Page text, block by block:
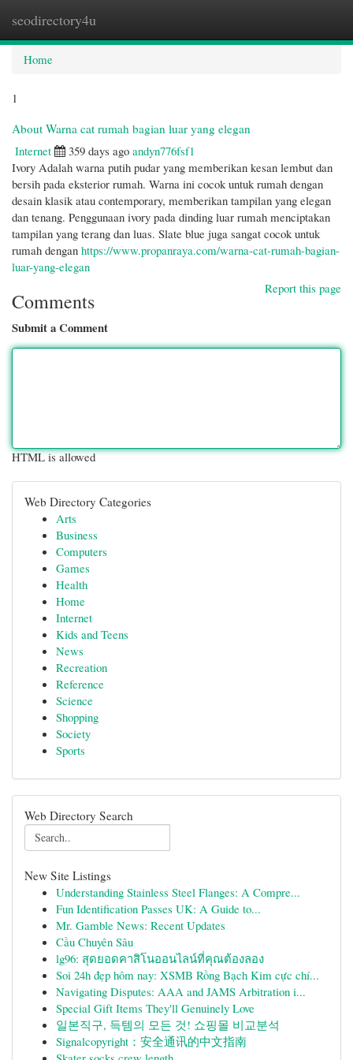
seodirectory4u
Home
1
About Warna cat rumah bagian luar yang elegan
Internet
359 days ago andyn776fsf1
Ivory Adalah warna putih pudar yang memberikan kesan lembut dan
bersih pada eksterior rumah. Warna ini cocok untuk rumah dengan
desain klasik atau contemporary, memberikan tampilan yang elegan
dan tenang. Penggunaan ivory pada dinding luar rumah menciptakan
tampilan yang terang dan luas. Slate blue juga sangat cocok untuk
rumah dengan https://www.propanraya.com/warna-cat-rumah-bagian-
luar-yang-elegan
Report this page
Comments
Submit a Comment
HTML is allowed
Web Directory Categories
Arts
Business
Computers
Games
Health
Home
Internet
Kids and Teens
News
Recreation
Reference
Science
Shopping
Society
Sports
Web Directory Search
New Site Listings
Understanding Stainless Steel Flanges: A Compre...
Fun Identification Passes UK: A Guide to...
Mr. Gamble News: Recent Updates
Cầu Chuyên Sâu
lg96: สุดยอดคาสิโนออนไลน์ที่คุณต้องลอง
Soi 24h đẹp hôm nay: XSMB Rồng Bạch Kim cực chí...
Navigating Disputes: AAA and JAMS Arbitration i...
Special Gift Items They'll Genuinely Love
일본직구, 득템의 모든 것! 쇼핑몰 비교분석
Signalcopyright：安全通讯的中文指南